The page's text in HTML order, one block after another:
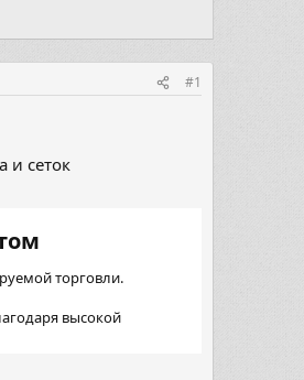
#1
и сеток
торговли.
высокой